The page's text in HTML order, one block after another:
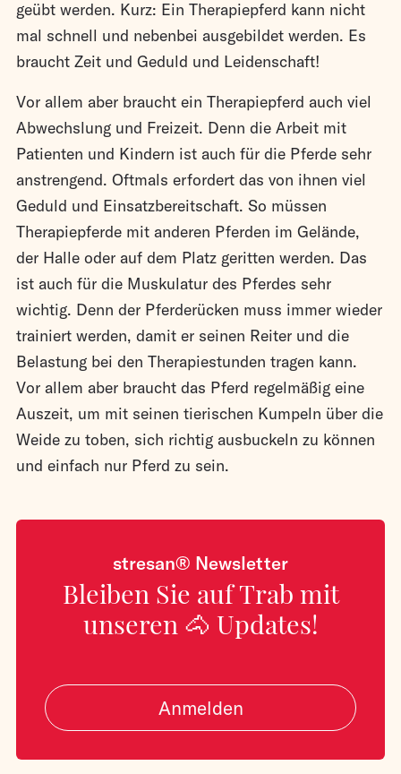
geübt werden. Kurz: Ein Therapiepferd kann nicht
mal schnell und nebenbei ausgebildet werden. Es
braucht Zeit und Geduld und Leidenschaft!
Vor allem aber braucht ein Therapiepferd auch viel
Abwechslung und Freizeit. Denn die Arbeit mit
Patienten und Kindern ist auch für die Pferde sehr
anstrengend. Oftmals erfordert das von ihnen viel
Geduld und Einsatzbereitschaft. So müssen
Therapiepferde mit anderen Pferden im Gelände,
der Halle oder auf dem Platz geritten werden. Das
ist auch für die Muskulatur des Pferdes sehr
wichtig. Denn der Pferderücken muss immer wieder
trainiert werden, damit er seinen Reiter und die
Belastung bei den Therapiestunden tragen kann.
Vor allem aber braucht das Pferd regelmäßig eine
Auszeit, um mit seinen tierischen Kumpeln über die
Weide zu toben, sich richtig ausbuckeln zu können
und einfach nur Pferd zu sein.
stresan® Newsletter
Bleiben Sie auf Trab mit
unseren 🐴 Updates!
Anmelden